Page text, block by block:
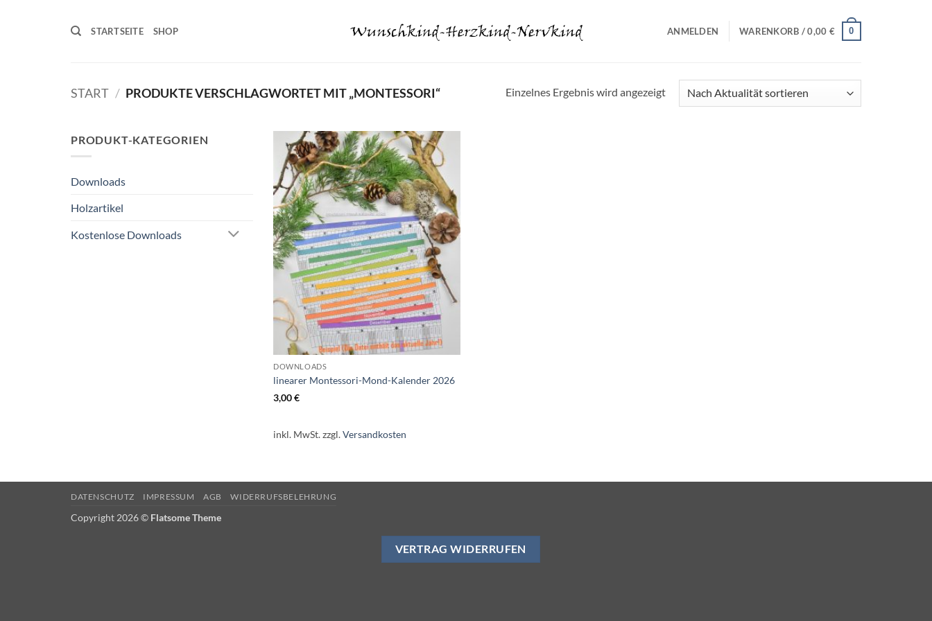
STARTSEITE SHOP ANMELDEN WARENKORB /0,00 € 0
START / PRODUKTE VERSCHLAGWORTET MIT „MONTESSORI“ Einzelnes Ergebnis wird angezeigt
PRODUKT-KATEGORIEN
Downloads
Holzartikel
Kostenlose Downloads
DOWNLOADS
linearer Montessori-Mond-Kalender 2026
3,00€
inkl. MwSt.zzgl.Versandkosten
DATENSCHUTZ IMPRESSUM AGB WIDERRUFSBELEHRUNG
Copyright 2026 © Flatsome Theme
VERTRAG WIDERRUFEN